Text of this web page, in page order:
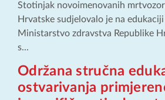
Stotinjak novoimenovanih
Hrvatske sudjelovalo je na
Ministarstvo zdravstva Republike
s...
Održana stručna
ostvarivanja